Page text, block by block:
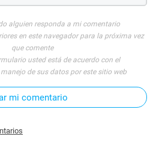
alguien responda a mi comentario
en este navegador para la próxima vez
que comente
usted está de acuerdo con el
de sus datos por este sitio web
mi comentario